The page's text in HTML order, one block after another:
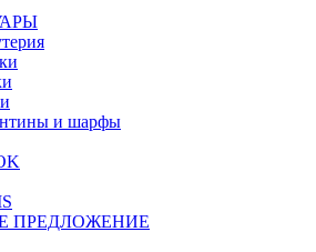
и шарфы
ПРЕДЛОЖЕНИЕ